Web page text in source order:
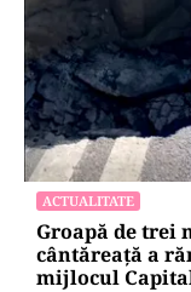
ACTUALITATE
Groapă de trei
cântăreață a
mijlocul